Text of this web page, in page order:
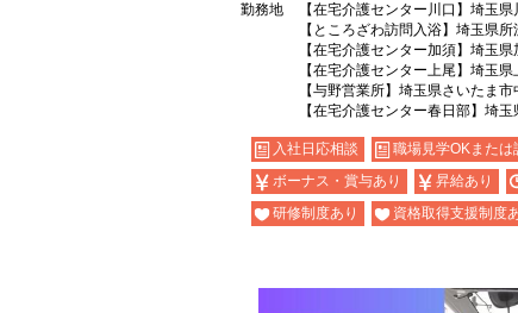
勤務地
【在宅介護センター川口】埼玉
【ところざわ訪問入浴】埼玉県
【在宅介護センター加須】埼玉
【在宅介護センター上尾】埼玉
【与野営業所】埼玉県さいたま
【在宅介護センター春日部】埼
入社日応相談 職場見学OKまたは
ボーナス・賞与あり
昇給あり
研修制度あり
資格取得支援制度